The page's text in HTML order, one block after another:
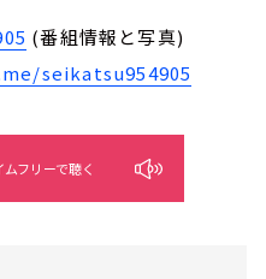
(番組情報と写真)
seikatsu954905
ムフリーで聴く